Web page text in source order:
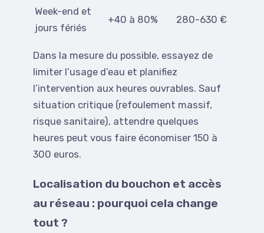
Week-end et
jours fériés
+40 à 80% 280-630 €
Dans la mesure du possible, essayez de
limiter l’usage d’eau et planifiez
l’intervention aux heures ouvrables. Sauf
situation critique (refoulement massif,
risque sanitaire), attendre quelques
heures peut vous faire économiser 150 à
300 euros.
Localisation du bouchon et accès
au réseau : pourquoi cela change
tout ?